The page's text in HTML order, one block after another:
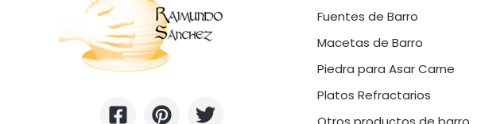
Fuentes de Barro
Macetas de Barro
Piedra para Asar Carne
Platos Refractarios